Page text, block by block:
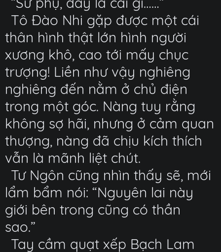
Tô Đào Nhi gặp được một cái
thân hình thật lớn hình người
xương khô, cao tới mấy chục
trượng! Liền như vậy nghiêng
nghiêng đến nằm ở chủ điện
trong một góc. Nàng tuy rằng
không sợ hãi, nhưng ở cảm quan
thượng, nàng đã chịu kích thích
vẫn là mãnh liệt chút.
Tư Ngôn cũng nhìn thấy sẽ, mới
lẩm bẩm nói: “Nguyên lai này
giới bên trong cũng có thần
sao.”
Tay cầm quạt xếp Bạch Lam